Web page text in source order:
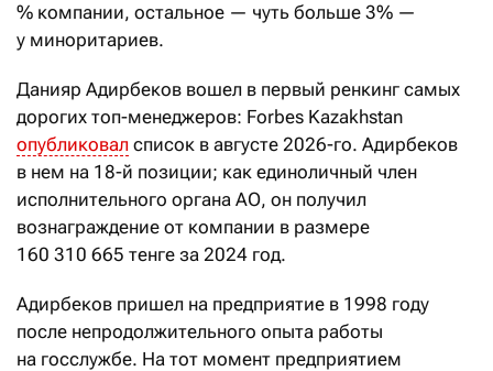
% компании, остальное — чуть больше 3% —
у миноритариев.
Данияр Адирбеков вошел в первый ренкинг самых
дорогих топ-менеджеров: Forbes Kazakhstan
опубликовал список в августе 2026-го. Адирбеков
в нем на 18-й позиции; как единоличный член
исполнительного органа АО, он получил
вознаграждение от компании в размере
160 310 665 тенге за 2024 год.
Адирбеков пришел на предприятие в 1998 году
после непродолжительного опыта работы
на госслужбе. На тот момент предприятием